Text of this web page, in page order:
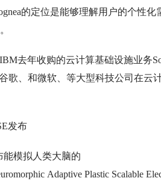
的定位是能够理解用户的个性化
去年收购的云计算基础设施业务
歌、和微软、等大型科技公司在云
发布
能模拟人类大脑的
Adaptive Plastic Scalable